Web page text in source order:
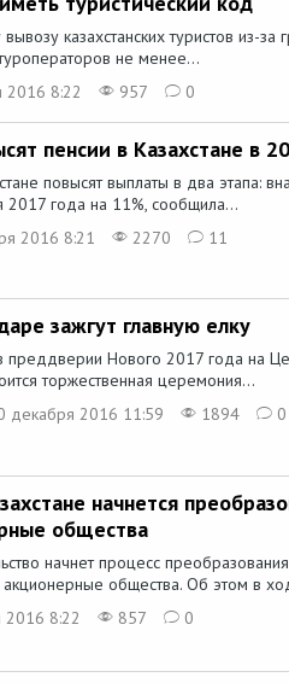
казахстанских туристов из-за
не менее...
2016 8:22 957 0
пенсии в Казахстане в
повысят выплаты в два этапа:
2017 года на 11%, сообщила...
2016 8:21 2270 11
зажгут главную елку
Нового 2017 года на
торжественная церемония...
декабря 2016 11:59 1894 0
начнется
общества
начнет процесс преобразования
акционерные общества. Об этом в
2016 8:22 857 0